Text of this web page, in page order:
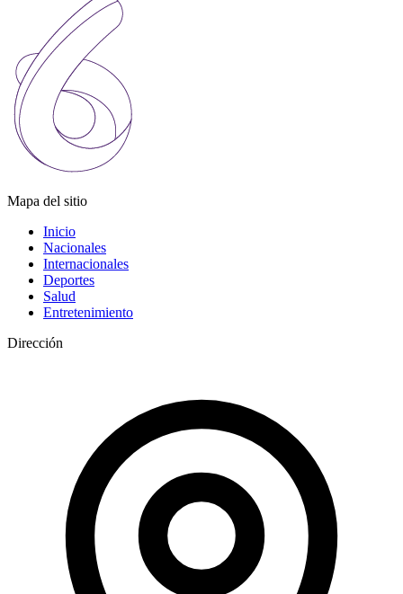
Mapa del sitio
Inicio
Nacionales
Internacionales
Deportes
Salud
Entretenimiento
Dirección